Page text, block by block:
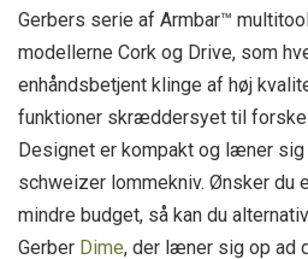
Gerbers serie af Armbar™
modellerne Cork og Drive, som
enhåndsbetjent klinge af høj
funktioner skræddersyet til
Designet er kompakt og læner
schweizer lommekniv. Ønsker du
mindre budget, så kan du
Gerber Dime, der læner sig op ad